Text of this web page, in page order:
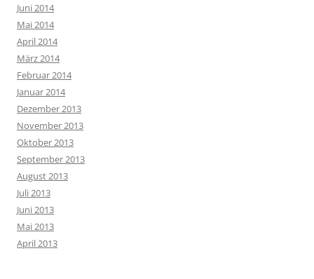
Juni 2014
Mai 2014
April 2014
März 2014
Februar 2014
Januar 2014
Dezember 2013
November 2013
Oktober 2013
September 2013
August 2013
Juli 2013
Juni 2013
Mai 2013
April 2013